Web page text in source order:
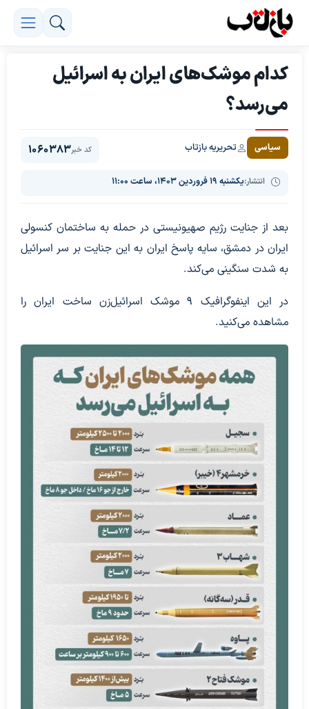
کدام موشک‌های ایران به اسرائیل
می‌رسد؟
سیاسی تحریریه بازتاب
انتشار:یکشنبه ۱۹ فروردین ۱۴۰۳، ساعت ۱۱:۰۰
کد خبر1060383
بعد از جنایت رژیم صهیونیستی در حمله به ساختمان کنسولی
ایران در دمشق، سایه پاسخ ایران به این جنایت بر سر اسرائیل
به شدت سنگینی می‌کند.
در این اینفوگرافیک ۹ موشک اسرائیل‌زن ساخت ایران را
مشاهده می‌کنید.